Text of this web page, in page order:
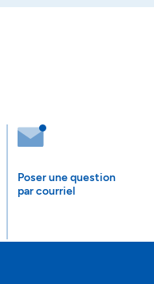
Poser une question
par courriel